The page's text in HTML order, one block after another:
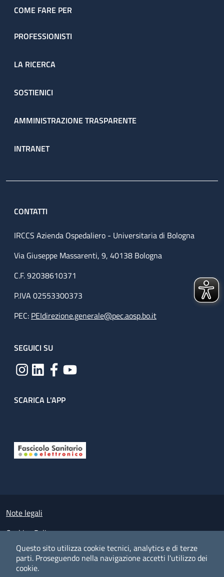
Questo sito utilizza cookie tecnici, analytics e di terze
parti. Proseguendo nella navigazione accetti l'utilizzo dei
cookie.
COME FARE PER
PROFESSIONISTI
LA RICERCA
SOSTIENICI
AMMINISTRAZIONE TRASPARENTE
INTRANET
CONTATTI
IRCCS Azienda Ospedaliero - Universitaria di Bologna
Via Giuseppe Massarenti, 9, 40138 Bologna
C.F. 92038610371
P.IVA 02553300373
PEC: PEIdirezione.generale@pec.aosp.bo.it
SEGUICI SU
SCARICA L'APP
Small prints
Note legali
Cookies Policy
Policy privacy e protezione del dato personale
Albo pretorio on-line